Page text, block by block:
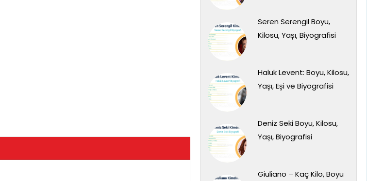
Seren Serengil Boyu,
Kilosu, Yaşı, Biyografisi
Haluk Levent: Boyu, Kilosu,
Yaşı, Eşi ve Biyografisi
Deniz Seki Boyu, Kilosu,
Yaşı, Biyografisi
Giuliano – Kaç Kilo, Boyu